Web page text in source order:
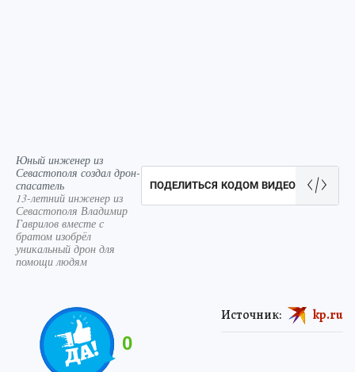
Юный инженер из
Севастополя создал дрон-
спасатель
13-летний инженер из
Севастополя Владимир
Гаврилов вместе с
братом изобрёл
уникальный дрон для
помощи людям
ПОДЕЛИТЬСЯ КОДОМ ВИДЕО
0
Источник: kp.ru